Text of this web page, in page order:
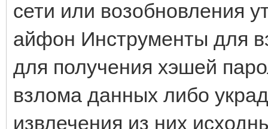
сети или возобновления
айфон Инструменты для
для получения хэшей
взлома данных либо
извлечения из них